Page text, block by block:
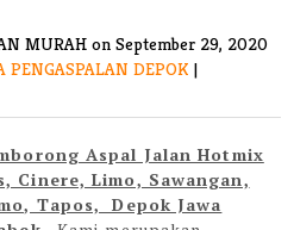
MURAH on September 29, 2020
PENGASPALAN DEPOK |
Aspal Jalan Hotmix
Cinere, Limo, Sawangan,
Tapos, Depok Jawa